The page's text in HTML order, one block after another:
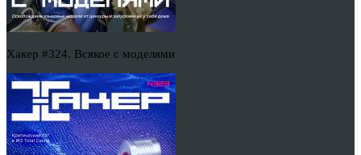
Хакер #324. Всякое с моделями